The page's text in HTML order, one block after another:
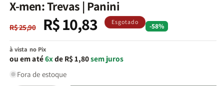
janela
X-men: Trevas | Panini
Preço
normal
R$ 25,90
Preço
promocional
R$ 10,83 Esgotado -58%
à vista no Pix
ou em até6xde R$ 1,80sem juros
Fora de estoque